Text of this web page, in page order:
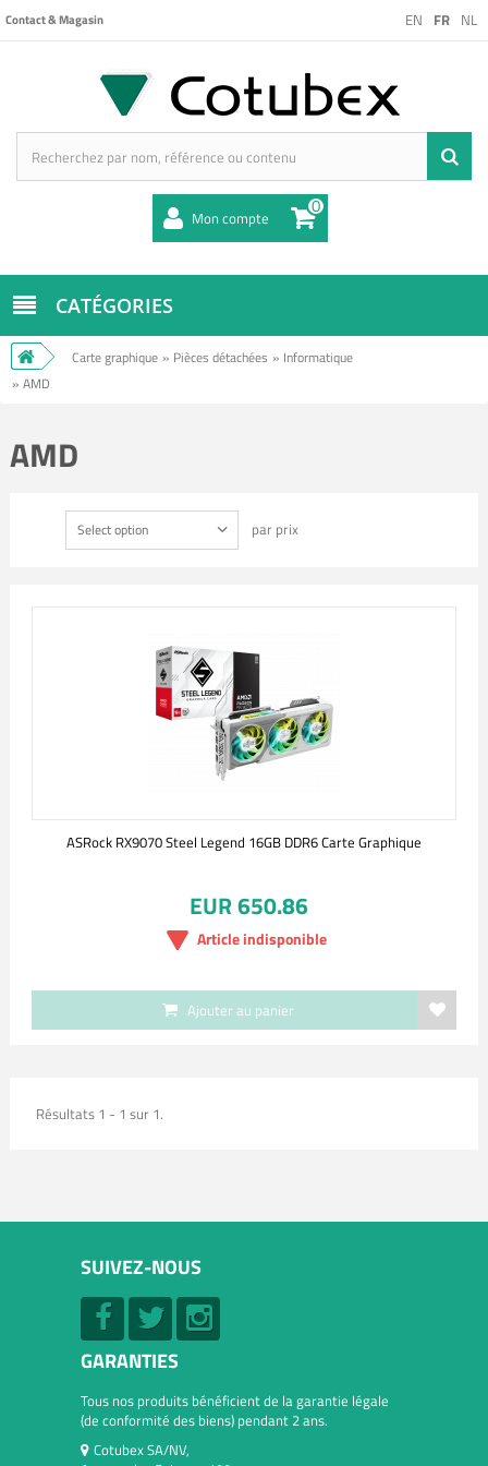
EN FR NL
Contact & Magasin
Mon compte 0
CATÉGORIES
Carte graphique » Pièces détachées » Informatique
» AMD
AMD
Select option par prix
ASRock RX9070 Steel Legend 16GB DDR6 Carte Graphique
EUR 650.86
Article indisponible
Ajouter au panier
Résultats 1 - 1 sur 1.
SUIVEZ-NOUS
GARANTIES
Tous nos produits bénéficient de la garantie légale
(de conformité des biens) pendant 2 ans.
Cotubex SA/NV,